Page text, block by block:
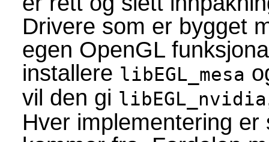
Drivere som er bygget
egen OpenGL
installere libEGL_mesa
vil den gi libEGL_nvidia
Hver implementering